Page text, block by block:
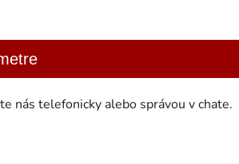
nás telefonicky alebo správou v chate.